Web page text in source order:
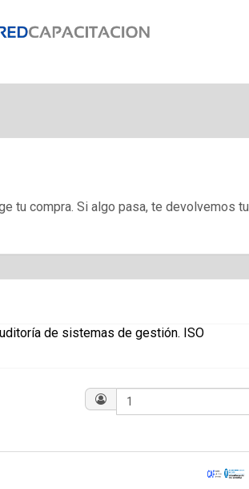
tu compra. Si algo pasa, te devolvemos tu
de sistemas de gestión. ISO